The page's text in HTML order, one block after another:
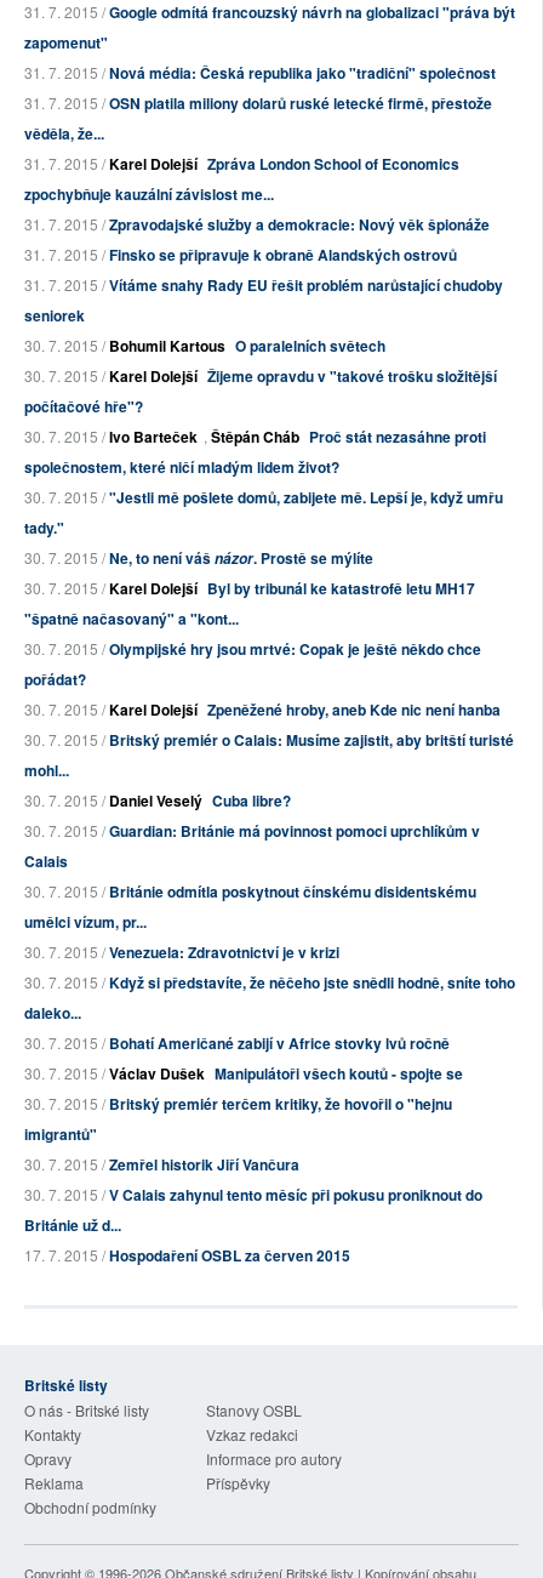
31. 7. 2015 /Google odmítá francouzský návrh na globalizaci "práva být
zapomenut"
31. 7. 2015 /Nová média: Česká republika jako "tradiční" společnost
31. 7. 2015 /OSN platila miliony dolarů ruské letecké firmě, přestože
věděla, že...
31. 7. 2015 /Karel Dolejší Zpráva London School of Economics
zpochybňuje kauzální závislost me...
31. 7. 2015 /Zpravodajské služby a demokracie: Nový věk špionáže
31. 7. 2015 /Finsko se připravuje k obraně Alandských ostrovů
31. 7. 2015 /Vítáme snahy Rady EU řešit problém narůstající chudoby
seniorek
30. 7. 2015 /Bohumil Kartous O paralelních světech
30. 7. 2015 /Karel Dolejší Žijeme opravdu v "takové trošku složitější
počítačové hře"?
30. 7. 2015 /Ivo Barteček , Štěpán Cháb Proč stát nezasáhne proti
společnostem, které ničí mladým lidem život?
30. 7. 2015 /"Jestli mě pošlete domů, zabijete mě. Lepší je, když umřu
tady."
30. 7. 2015 /Ne, to není vášnázor. Prostě se mýlíte
30. 7. 2015 /Karel Dolejší Byl by tribunál ke katastrofě letu MH17
"špatně načasovaný" a "kont...
30. 7. 2015 /Olympijské hry jsou mrtvé: Copak je ještě někdo chce
pořádat?
30. 7. 2015 /Karel Dolejší Zpeněžené hroby, aneb Kde nic není hanba
30. 7. 2015 /Britský premiér o Calais: Musíme zajistit, aby britští turisté
mohl...
30. 7. 2015 /Daniel Veselý Cuba libre?
30. 7. 2015 /Guardian: Británie má povinnost pomoci uprchlíkům v
Calais
30. 7. 2015 /Británie odmítla poskytnout čínskému disidentskému
umělci vízum, pr...
30. 7. 2015 /Venezuela: Zdravotnictví je v krizi
30. 7. 2015 /Když si představíte, že něčeho jste snědli hodně, sníte toho
daleko...
30. 7. 2015 /Bohatí Američané zabijí v Africe stovky lvů ročně
30. 7. 2015 /Václav Dušek Manipulátoři všech koutů - spojte se
30. 7. 2015 /Britský premiér terčem kritiky, že hovořil o "hejnu
imigrantů"
30. 7. 2015 /Zemřel historik Jiří Vančura
30. 7. 2015 /V Calais zahynul tento měsíc při pokusu proniknout do
Británie už d...
17. 7. 2015 /Hospodaření OSBL za červen 2015
Britské listy
O nás - Britské listy
Stanovy OSBL
Kontakty
Vzkaz redakci
Opravy
Informace pro autory
Reklama
Příspěvky
Obchodní podmínky
Copyright © 1996-2026Občanské sdružení Britské listy | Kopírování obsahu